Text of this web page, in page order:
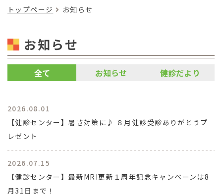
トップページ お知らせ
お知らせ
全て お知らせ 健診だより
2026.08.01
【健診センター】暑さ対策に♪ ８月健診受診ありがとうプ
レゼント
2026.07.15
【健診センター】最新MRI更新１周年記念キャンペーンは8
月31日まで！